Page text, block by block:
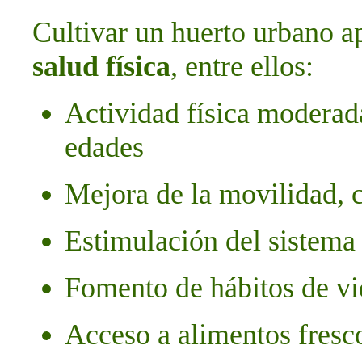
Cultivar un huerto urbano
salud física, entre ellos:
Actividad física
edades
Mejora de la movilidad,
Estimulación del
Fomento de hábitos de
Acceso a alimentos